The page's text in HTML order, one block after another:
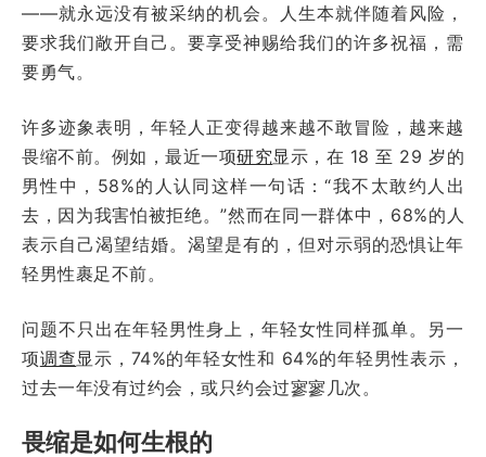
——就永远没有被采纳的机会。人生本就伴随着风险，
要求我们敞开自己。要享受神赐给我们的许多祝福，需
要勇气。
许多迹象表明，年轻人正变得越来越不敢冒险，越来越
畏缩不前。例如，最近一项研究显示，在 18 至 29 岁的
男性中，58%的人认同这样一句话：“我不太敢约人出
去，因为我害怕被拒绝。”然而在同一群体中，68%的人
表示自己渴望结婚。渴望是有的，但对示弱的恐惧让年
轻男性裹足不前。
问题不只出在年轻男性身上，年轻女性同样孤单。另一
项调查显示，74%的年轻女性和 64%的年轻男性表示，
过去一年没有过约会，或只约会过寥寥几次。
畏缩是如何生根的